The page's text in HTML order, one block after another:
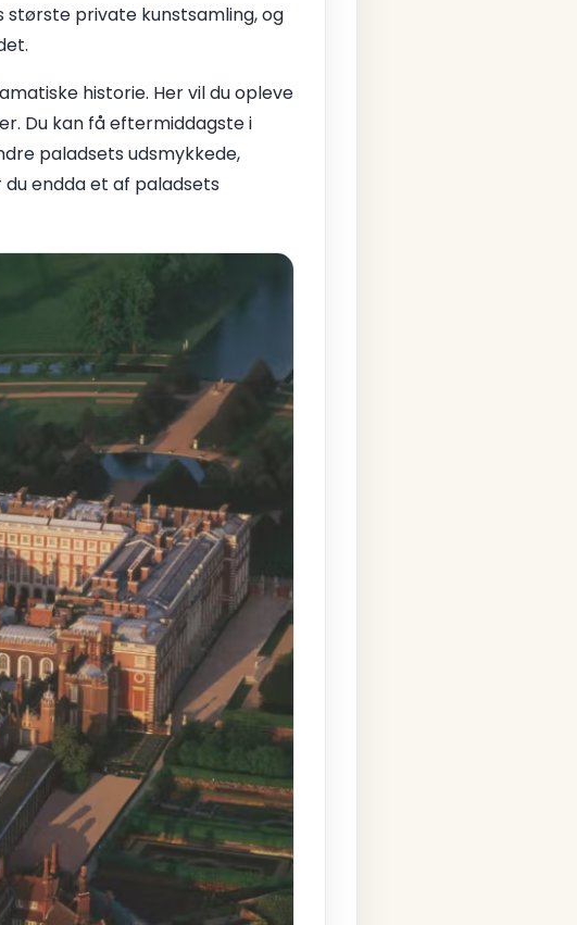
private kunstsamling, og
historie. Her vil du opleve
Du kan få eftermiddagste i
paladsets udsmykkede,
endda et af paladsets